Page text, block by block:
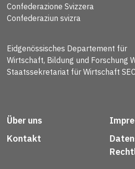
Confederazione Svizzera
Confederaziun svizra
Eidgenössisches Departement für
Wirtschaft, Bildung und Forschung
Staatssekretariat für Wirtschaft
Über uns
Kontakt